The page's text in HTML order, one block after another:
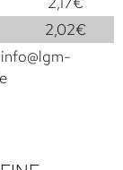
2,02€
info@lgm-